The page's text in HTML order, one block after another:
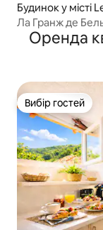
Будинок у місті
Ла Гранж де
Оренда
Вибір гостей
Вибір гостей